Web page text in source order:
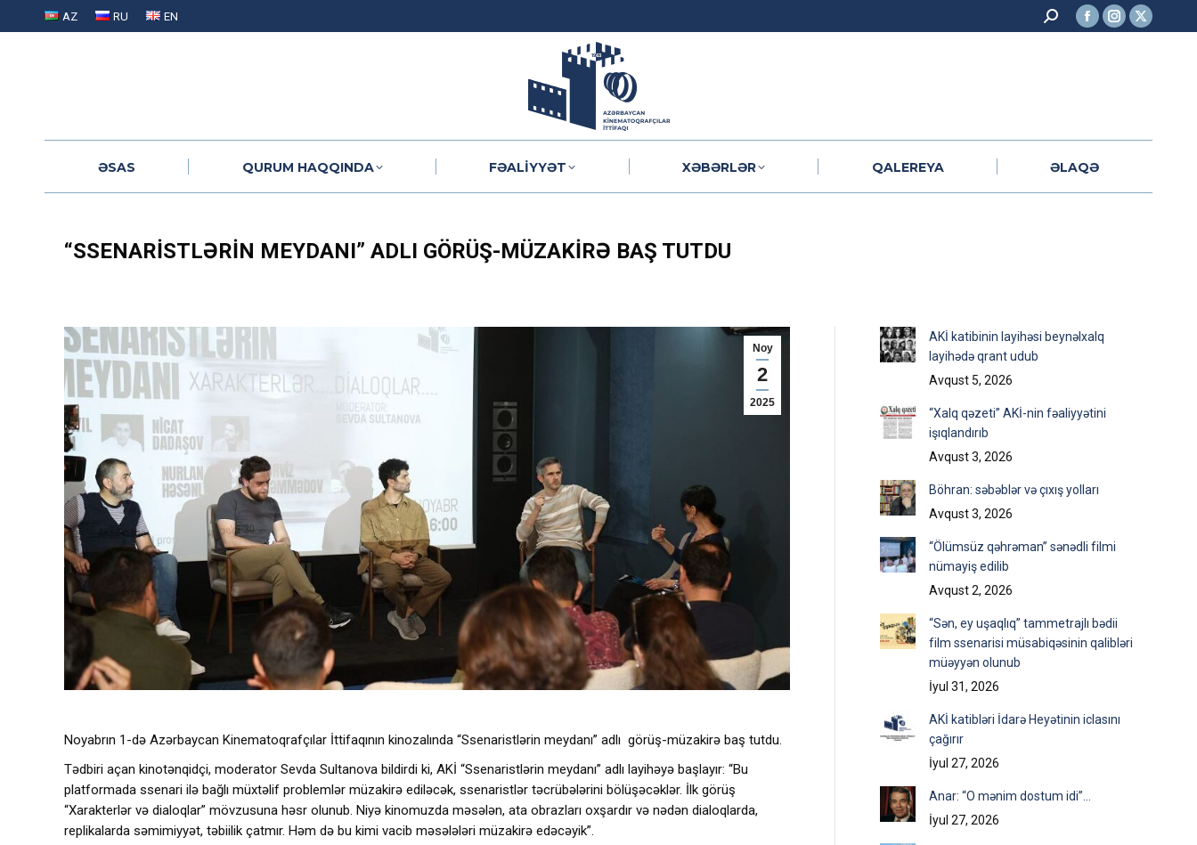
AZ RU EN Search:
Facebook
window
Instagram
window
X
window
ƏSAS
QURUM HAQQINDA FƏALIYYƏT XƏBƏRLƏR QALEREYA ƏLAQƏ
“SSENARISTLƏRIN MEYDANI” ADLI GÖRÜŞ-MÜZAKIRƏ BAŞ TUTDU
Noy
2
2025
Noyabrın 1-də Azərbaycan Kinematoqrafçılar İttifaqının kinozalında “Ssenaristlərin meydanı” adlı görüş-müzakirə baş tutdu.
Tədbiri açan kinotənqidçi, moderator Sevda Sultanova bildirdi ki, AKİ “Ssenaristlərin meydanı” adlı layihəyə başlayır: “Bu
platformada ssenari ilə bağlı müxtəlif problemlər müzakirə ediləcək, ssenaristlər təcrübələrini bölüşəcəklər. İlk görüş
“Xarakterlər və dialoqlar” mövzusuna həsr olunub. Niyə kinomuzda məsələn, ata obrazları oxşardır və nədən dialoqlarda,
replikalarda səmimiyyət, təbiilik çatmır. Həm də bu kimi vacib məsələləri müzakirə edəcəyik”.
AKİ katibinin layihəsi beynəlxalq
layihədə qrant udub
Avqust 5, 2026
“Xalq qəzeti” AKİ-nin fəaliyyətini
işıqlandırıb
Avqust 3, 2026
Böhran: səbəblər və çıxış yolları
Avqust 3, 2026
“Ölümsüz qəhrəman” sənədli filmi
nümayiş edilib
Avqust 2, 2026
“Sən, ey uşaqlıq” tammetrajlı bədii
film ssenarisi müsabiqəsinin qalibləri
müəyyən olunub
İyul 31, 2026
AKİ katibləri İdarə Heyətinin iclasını
çağırır
İyul 27, 2026
Anar: “O mənim dostum idi”…
İyul 27, 2026
ƏLAQƏ